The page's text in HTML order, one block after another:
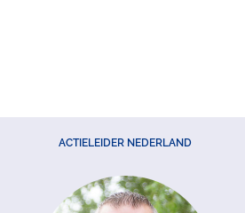
ACTIELEIDER NEDERLAND